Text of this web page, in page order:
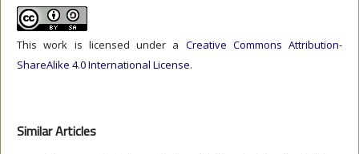
This work is licensed under a Creative Commons Attribution-
ShareAlike 4.0 International License.
Similar Articles